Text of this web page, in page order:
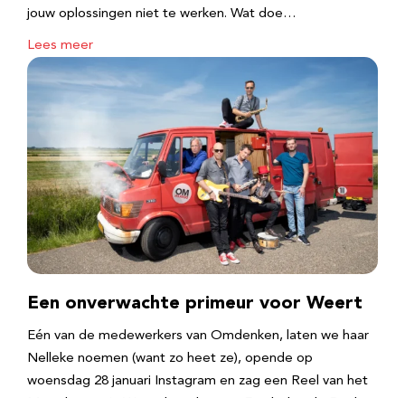
jouw oplossingen niet te werken. Wat doe…
Lees meer
Een onverwachte primeur voor Weert
Eén van de medewerkers van Omdenken, laten we haar
Nelleke noemen (want zo heet ze), opende op
woensdag 28 januari Instagram en zag een Reel van het